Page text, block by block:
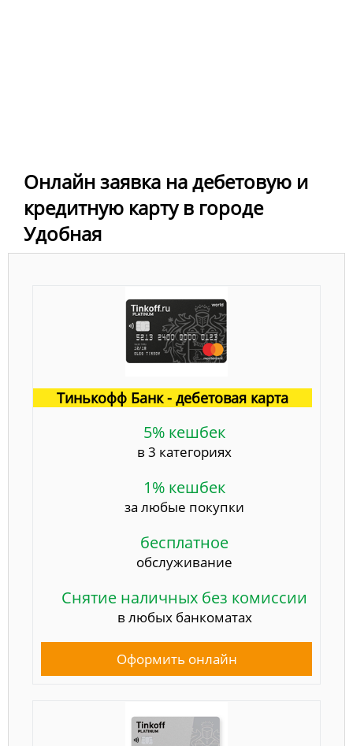
Онлайн заявка на дебетовую и
кредитную карту в городе
Удобная
Тинькофф Банк - дебетовая карта
5% кешбек
в 3 категориях
1% кешбек
за любые покупки
бесплатное
обслуживание
Снятие наличных без комиссии
в любых банкоматах
Оформить онлайн